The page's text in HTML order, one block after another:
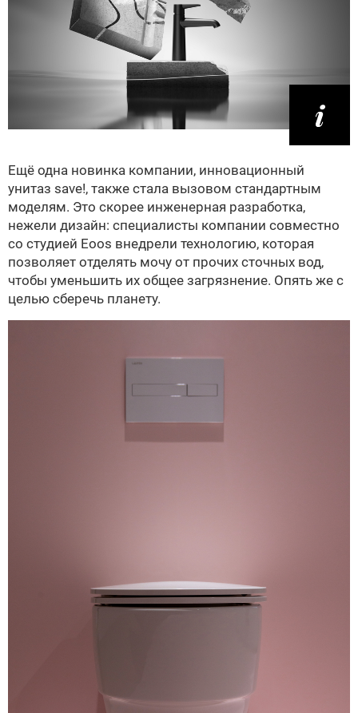
Ещё одна новинка компании, инновационный
унитаз save!, также стала вызовом стандартным
моделям. Это скорее инженерная разработка,
нежели дизайн: специалисты компании совместно
со студией Eoos внедрели технологию, которая
позволяет отделять мочу от прочих сточных вод,
чтобы уменьшить их общее загрязнение. Опять же с
целью сберечь планету.